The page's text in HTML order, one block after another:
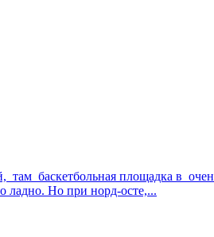
баскетбольная площадка в
ладно. Но при норд-осте,...